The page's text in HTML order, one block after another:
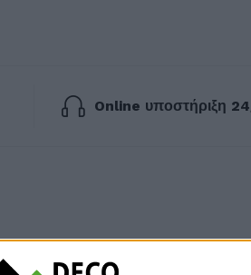
Online υποστήριξη